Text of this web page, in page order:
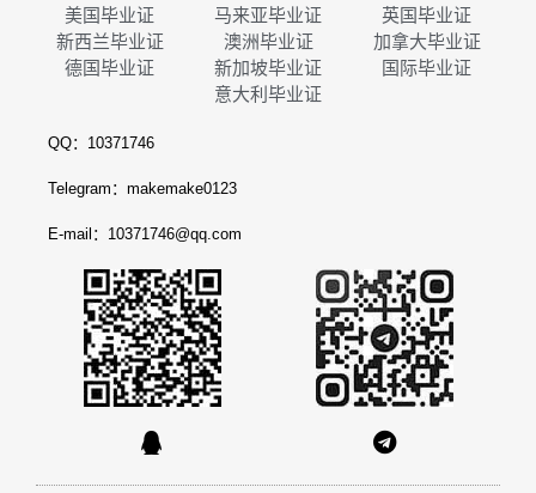
美国毕业证 马来亚毕业证
英国毕业证
新西兰毕业证
澳洲毕业证
加拿大毕业证
德国毕业证
新加坡毕业证
国际毕业证
意大利毕业证
QQ：10371746
Telegram：makemake0123
E-mail：10371746@qq.com